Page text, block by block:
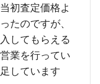
初査定価格よ
たのですが、
してもらえる
業を行ってい
しています